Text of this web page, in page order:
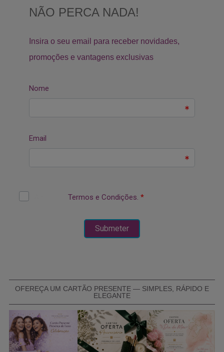
OFEREÇA UM CARTÃO PRESENTE — SIMPLES, RÁPIDO E
ELEGANTE